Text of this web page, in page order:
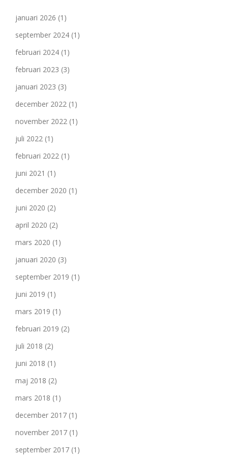
januari 2026 (1)
september 2024 (1)
februari 2024 (1)
februari 2023 (3)
januari 2023 (3)
december 2022 (1)
november 2022 (1)
juli 2022 (1)
februari 2022 (1)
juni 2021 (1)
december 2020 (1)
juni 2020 (2)
april 2020 (2)
mars 2020 (1)
januari 2020 (3)
september 2019 (1)
juni 2019 (1)
mars 2019 (1)
februari 2019 (2)
juli 2018 (2)
juni 2018 (1)
maj 2018 (2)
mars 2018 (1)
december 2017 (1)
november 2017 (1)
september 2017 (1)